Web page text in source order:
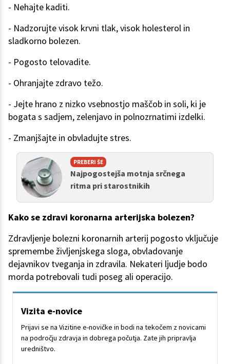
- Nehajte kaditi.
- Nadzorujte visok krvni tlak, visok holesterol in
sladkorno bolezen.
- Pogosto telovadite.
- Ohranjajte zdravo težo.
- Jejte hrano z nizko vsebnostjo maščob in soli, ki je
bogata s sadjem, zelenjavo in polnozrnatimi izdelki.
- Zmanjšajte in obvladujte stres.
PREBERI ŠE
Najpogostejša motnja srčnega
ritma pri starostnikih
Kako se zdravi koronarna arterijska bolezen?
Zdravljenje bolezni koronarnih arterij pogosto vključuje
spremembe življenjskega sloga, obvladovanje
dejavnikov tveganja in zdravila. Nekateri ljudje bodo
morda potrebovali tudi poseg ali operacijo.
Vizita e-novice
Prijavi se na Vizitine e-novičke in bodi na tekočem z novicami
na področju zdravja in dobrega počutja. Zate jih pripravlja
uredništvo.